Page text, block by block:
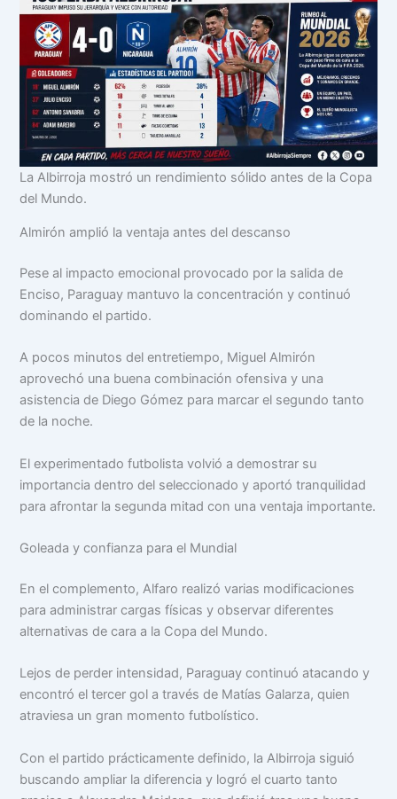
La Albirroja mostró un rendimiento sólido antes de la Copa
del Mundo.
Almirón amplió la ventaja antes del descanso
Pese al impacto emocional provocado por la salida de
Enciso, Paraguay mantuvo la concentración y continuó
dominando el partido.
A pocos minutos del entretiempo, Miguel Almirón
aprovechó una buena combinación ofensiva y una
asistencia de Diego Gómez para marcar el segundo tanto
de la noche.
El experimentado futbolista volvió a demostrar su
importancia dentro del seleccionado y aportó tranquilidad
para afrontar la segunda mitad con una ventaja importante.
Goleada y confianza para el Mundial
En el complemento, Alfaro realizó varias modificaciones
para administrar cargas físicas y observar diferentes
alternativas de cara a la Copa del Mundo.
Lejos de perder intensidad, Paraguay continuó atacando y
encontró el tercer gol a través de Matías Galarza, quien
atraviesa un gran momento futbolístico.
Con el partido prácticamente definido, la Albirroja siguió
buscando ampliar la diferencia y logró el cuarto tanto